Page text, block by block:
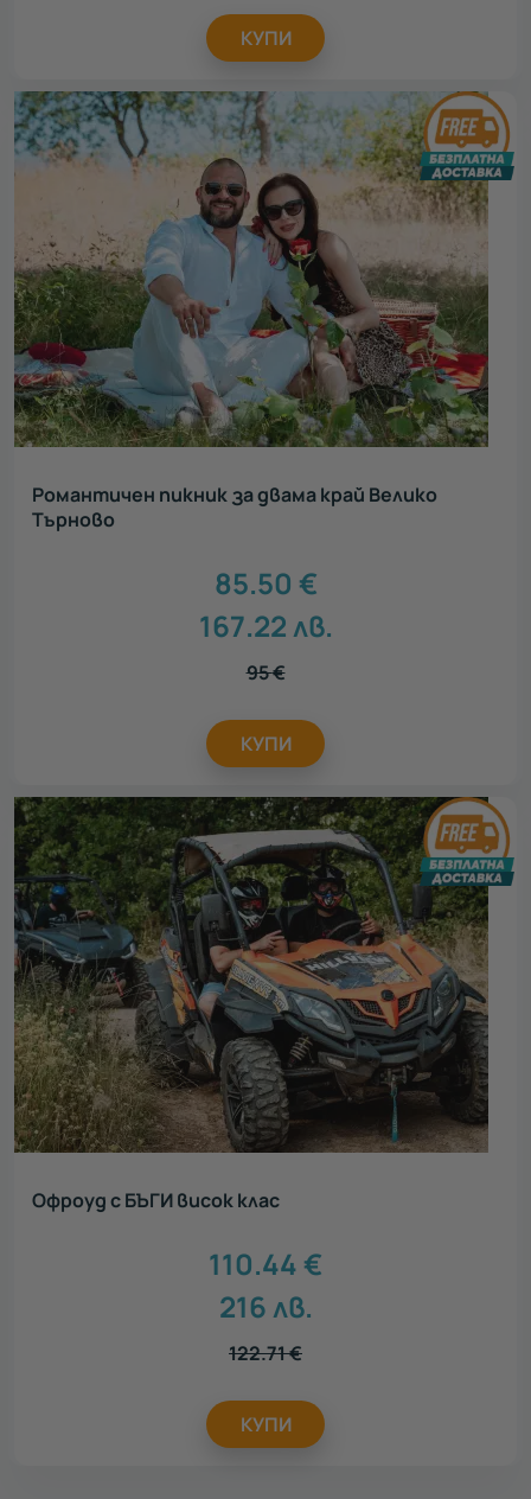
КУПИ
Романтичен пикник за двама край Велико
Търново
85.50 €
167.22лв.
95€
КУПИ
Офроуд с БЪГИ висок клас
110.44€
216лв.
122.71€
КУПИ